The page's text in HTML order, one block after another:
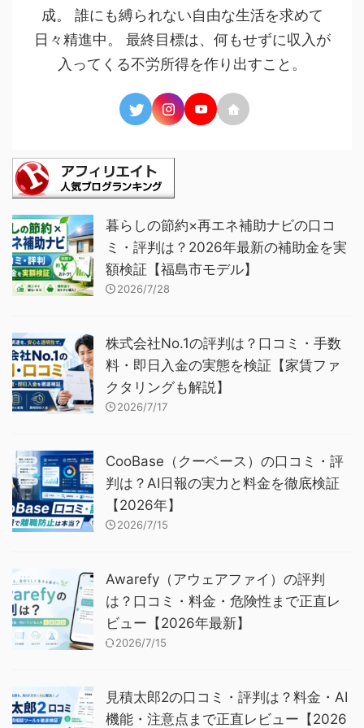
成。 誰にも縛られない自由な生活を求めて
日々精進中。 最終目標は、何もせずに収入が
入ってくる不労所得を作り出すこと。
暮らしの節約×再エネ補助ナビの口コ
ミ・評判は？2026年最新の補助金を実
額検証【福島市モデル】
2026/7/28
株式会社No.1の評判は？口コミ・手数
料・即日入金の実態を検証【家賃ファ
クタリングも解説】
2026/7/17
CooBase（クーベース）の口コミ・評
判は？AI日報の実力と料金を徹底検証
【2026年】
2026/7/15
Awarefy（アウェアファイ）の評判
は？口コミ・料金・危険性まで正直レ
ビュー【2026年最新】
2026/7/15
見積太郎2の口コミ・評判は？料金・AI
機能・注意点まで正直レビュー【2026